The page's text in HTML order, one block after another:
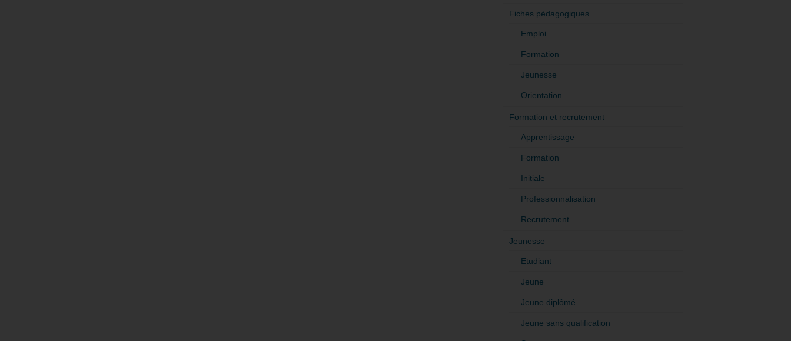
Fiches pédagogiques
Emploi
Formation
Jeunesse
Orientation
Formation et recrutement
Apprentissage
Formation
Initiale
Professionnalisation
Recrutement
Jeunesse
Etudiant
Jeune
Jeune diplômé
Jeune sans qualification